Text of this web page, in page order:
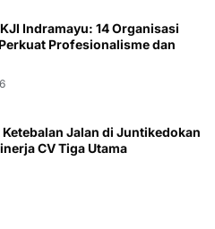
Indramayu: 14 Organisasi
Profesionalisme dan
Ketebalan Jalan di Juntikedokan
CV Tiga Utama